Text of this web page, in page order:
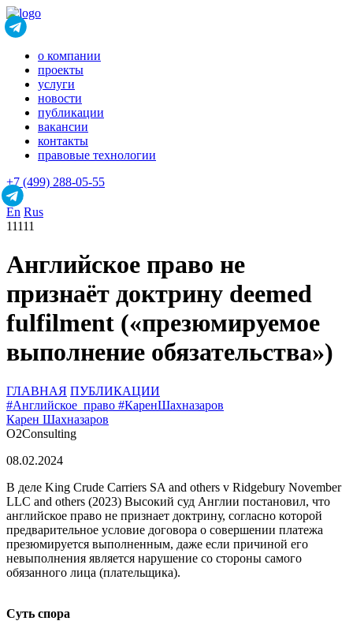
о компании
проекты
услуги
новости
публикации
вакансии
контакты
правовые технологии
+7 (499) 288-05-55
En Rus
11111
Английское право не
признаёт доктрину deemed
fulfilment («презюмируемое
выполнение обязательства»)
ГЛАВНАЯ ПУБЛИКАЦИИ
#Английское_право #КаренШахназаров
Карен Шахназаров
O2Consulting
08.02.2024
В деле King Crude Carriers SA and others v Ridgebury November
LLC and others (2023) Высокий суд Англии постановил, что
английское право не признает доктрину, согласно которой
предварительное условие договора о совершении платежа
презюмируется выполненным, даже если причиной его
невыполнения является нарушение со стороны самого
обязанного лица (плательщика).
Суть спора